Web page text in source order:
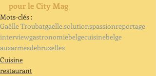
pour le City Mag
Mots-clés :
Gaëlle Troubatgaelle.solutionspassionreportage
interviewgastronomiebelgecuisinebelge
auxarmesdebruxelles
Cuisine
restaurant